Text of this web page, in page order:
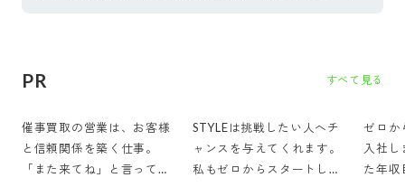
PR すべて見る
催事買取の営業は、お客様
と信頼関係を築く仕事。
「また来てね」と言っても
STYLEは挑戦したい人へチ
ャンスを与えてくれます。
私もゼロからスタートし、1
ゼロか
入社し
た年収